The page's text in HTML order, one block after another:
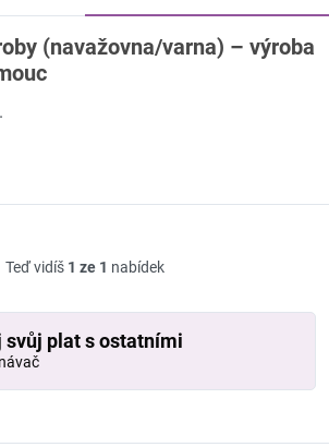
(navažovna/varna) – výroba
Teď vidíš 1 ze 1 nabídek
svůj plat s ostatními